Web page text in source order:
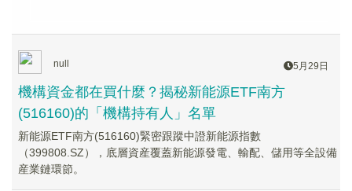
null 5月29日
機構資金都在買什麼？揭秘新能源ETF南方
(516160)的「機構持有人」名單
新能源ETF南方(516160)緊密跟蹤中證新能源指數
（399808.SZ），底層資産覆蓋新能源發電、輸配、儲用等全設備
産業鏈環節。